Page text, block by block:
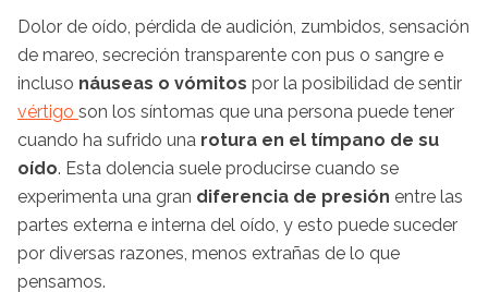
Dolor de oído, pérdida de audición, zumbidos, sensación
de mareo, secreción transparente con pus o sangre e
incluso náuseas o vómitos por la posibilidad de sentir
vértigo son los síntomas que una persona puede tener
cuando ha sufrido una rotura en el tímpano de su
oído. Esta dolencia suele producirse cuando se
experimenta una gran diferencia de presión entre las
partes externa e interna del oído, y esto puede suceder
por diversas razones, menos extrañas de lo que
pensamos.